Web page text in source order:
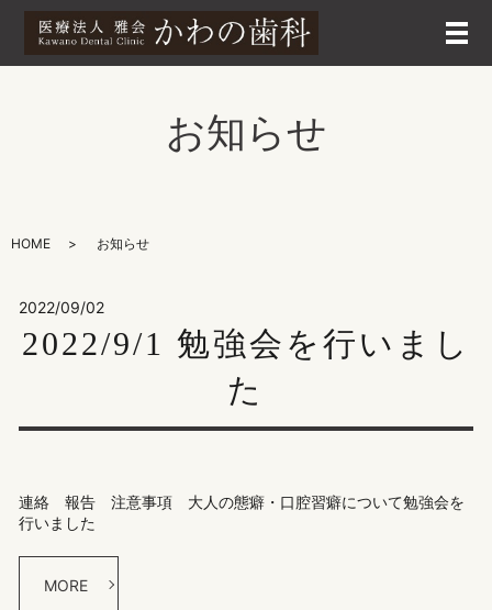
メ
お知らせ
HOME お知らせ
2022/09/02
2022/9/1 勉強会を行いまし
た
連絡 報告 注意事項 大人の態癖・口腔習癖について勉強会を
行いました
MORE